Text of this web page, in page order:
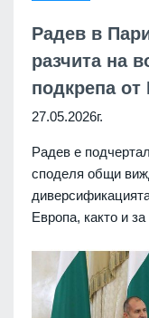
Радев в
разчита на
подкрепа от
27.05.2026г.
Радев е
споделя общи
Европа, както и